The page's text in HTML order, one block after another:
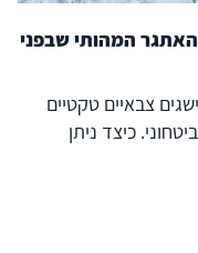
בעולם שהצטיידה
המהותי שבפני
צבאיים טקטיים
כיצד ניתן